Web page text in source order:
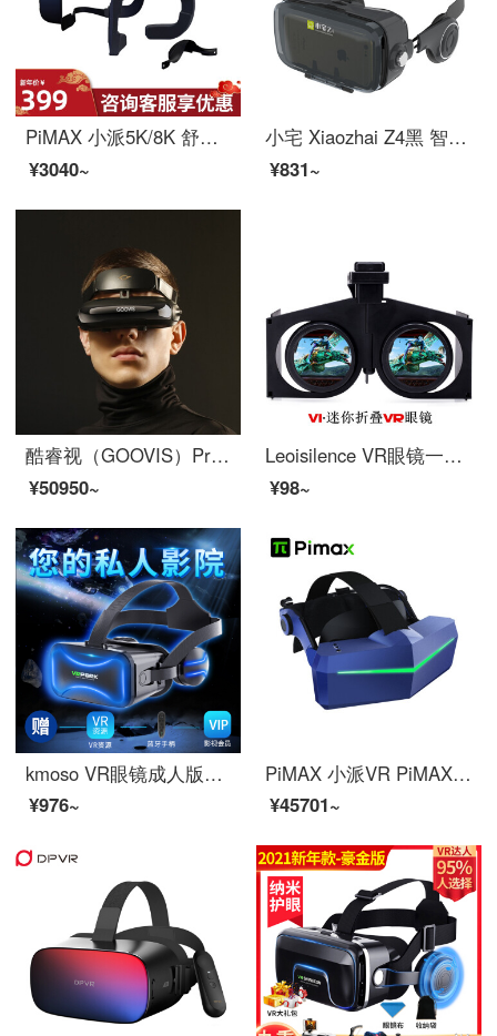
PiMAX 小派5K/8K 舒适面罩 VR眼镜眼罩面罩 3d眼镜配件 防漏光 舒适套装护脸棉 PiMAX舒适套装（预购）
¥3040~
小宅 Xiaozhai Z4黑 智能 VR眼镜 3D头盔 苹果安卓手机都支持
¥831~
酷睿视（GOOVIS）Pro-X 2021款头戴影院3D显示器 非vr一体机
¥50950~
Leoisilence VR眼镜一体机 新款VR 3d眼镜虚拟现实VR BOX眼镜手机家庭影院 V1黑色迷你折叠VR眼镜
¥98~
kmoso VR眼镜成人版游戏高清电影手机3d立体虚拟现实苹果安卓通用头戴式一体机智能ar眼镜 VR眼镜+蓝牙手柄+VR资源
¥976~
PiMAX 小派VR PiMAX Vision 8K Plus 头箍版 VR眼镜 虚拟现实头显 3D VR头盔 PCVR
¥45701~